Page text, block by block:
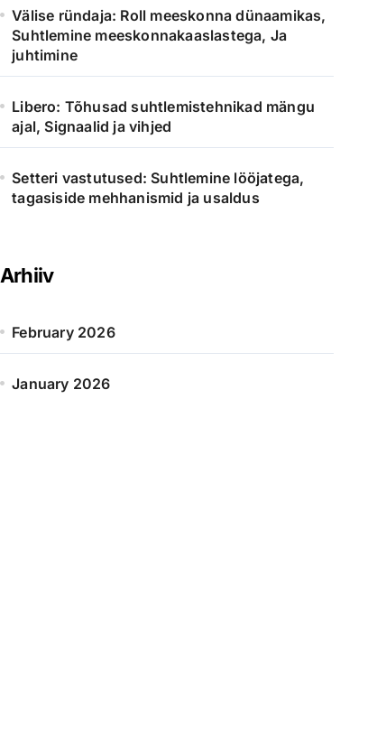
Välise ründaja: Roll meeskonna dünaamikas,
Suhtlemine meeskonnakaaslastega, Ja
juhtimine
Libero: Tõhusad suhtlemistehnikad mängu
ajal, Signaalid ja vihjed
Setteri vastutused: Suhtlemine lööjatega,
tagasiside mehhanismid ja usaldus
Arhiiv
February 2026
January 2026